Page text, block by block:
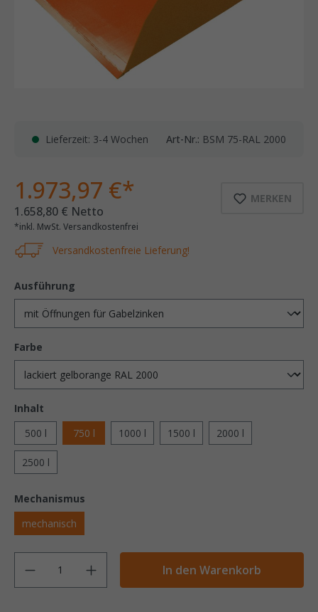
Lieferzeit: 3-4 Wochen Art-Nr.: BSM 75-RAL 2000
MERKEN
1.973,97 €*
1.658,80 € Netto
*inkl. MwSt. Versandkostenfrei
Versandkostenfreie Lieferung!
Ausführung
Farbe
Inhalt
500 l
750 l 1000 l 1500 l 2000 l
2500 l
Mechanismus
mechanisch
Anzahl
In den Warenkorb